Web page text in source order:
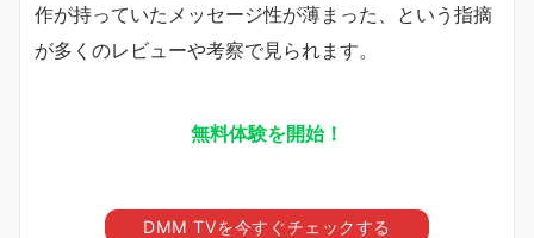
作が持っていたメッセージ性が薄まった、という指摘
が多くのレビューや考察で見られます。
無料体験を開始！
DMM TVを今すぐチェックする